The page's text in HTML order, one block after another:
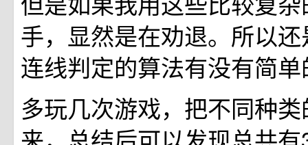
手，显然是在劝退。所以
连线判定的算法有没有简
多玩几次游戏，把不同种